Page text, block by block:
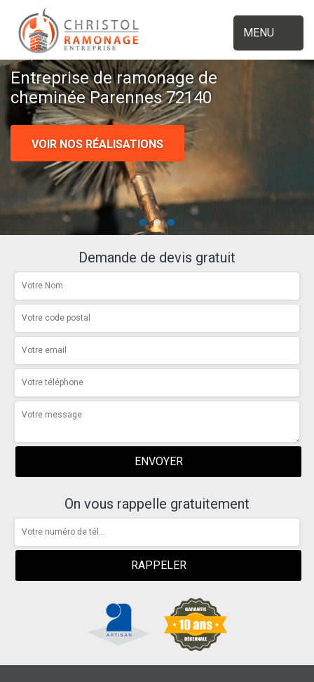
MENU
Entreprise de ramonage de
cheminée Parennes 72140
VOIR NOS RÉALISATIONS
Demande de devis gratuit
On vous rappelle gratuitement